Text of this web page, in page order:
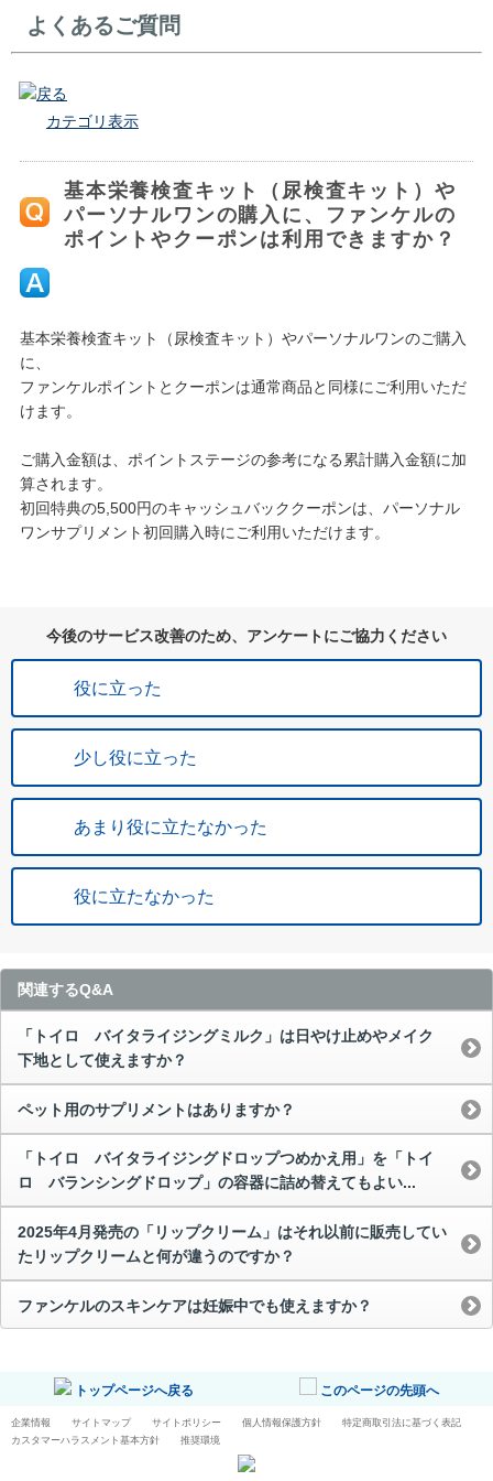
よくあるご質問
戻る
カテゴリ表示
基本栄養検査キット（尿検査キット）や
パーソナルワンの購入に、ファンケルの
ポイントやクーポンは利用できますか？
基本栄養検査キット（尿検査キット）やパーソナルワンのご購入
に、
ファンケルポイントとクーポンは通常商品と同様にご利用いただ
けます。
ご購入金額は、ポイントステージの参考になる累計購入金額に加
算されます。
初回特典の5,500円のキャッシュバッククーポンは、パーソナル
ワンサプリメント初回購入時にご利用いただけます。
今後のサービス改善のため、アンケートにご協力ください
役に立った
少し役に立った
あまり役に立たなかった
役に立たなかった
関連するQ&A
「トイロ バイタライジングミルク」は日やけ止めやメイク
下地として使えますか？
ペット用のサプリメントはありますか？
「トイロ バイタライジングドロップつめかえ用」を「トイ
ロ バランシングドロップ」の容器に詰め替えてもよい...
2025年4月発売の「リップクリーム」はそれ以前に販売してい
たリップクリームと何が違うのですか？
ファンケルのスキンケアは妊娠中でも使えますか？
トップページへ戻る このページの先頭へ
企業情報 サイトマップ サイトポリシー 個人情報保護方針
特定商取引法に基づく表記
カスタマーハラスメント基本方針
推奨環境